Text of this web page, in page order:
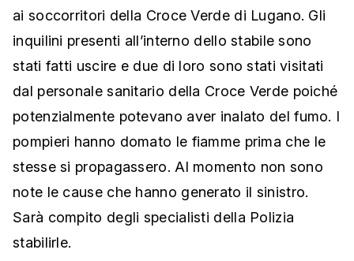
ai soccorritori della Croce Verde di Lugano. Gli
inquilini presenti all’interno dello stabile sono
stati fatti uscire e due di loro sono stati visitati
dal personale sanitario della Croce Verde poiché
potenzialmente potevano aver inalato del fumo. I
pompieri hanno domato le fiamme prima che le
stesse si propagassero. Al momento non sono
note le cause che hanno generato il sinistro.
Sarà compito degli specialisti della Polizia
stabilirle.